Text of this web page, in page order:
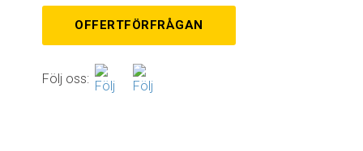
OFFERTFÖRFRÅGAN
Följ oss: